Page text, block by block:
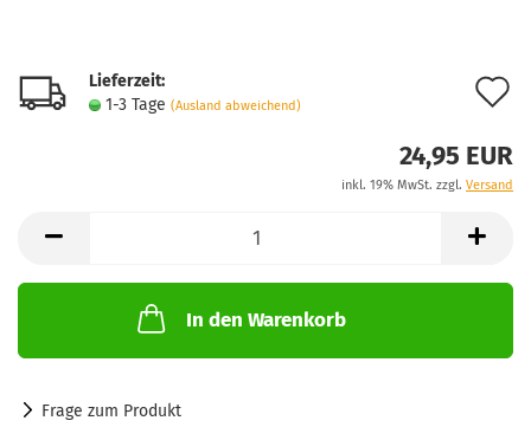
Lieferzeit:
1-3 Tage (Ausland abweichend)
24,95 EUR
inkl. 19% MwSt. zzgl. Versand
In den Warenkorb
Frage zum Produkt